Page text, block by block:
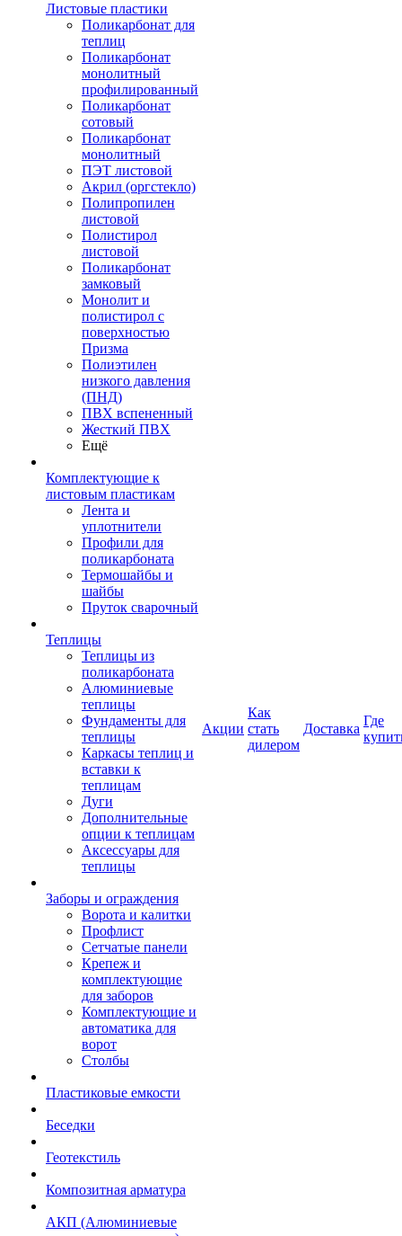
Листовые пластики
Поликарбонат для
теплиц
Поликарбонат
монолитный
профилированный
Поликарбонат
сотовый
Поликарбонат
монолитный
ПЭТ листовой
Акрил (оргстекло)
Полипропилен
листовой
Полистирол
листовой
Поликарбонат
замковый
Монолит и
полистирол с
поверхностью
Призма
Полиэтилен
низкого давления
(ПНД)
ПВХ вспененный
Жесткий ПВХ
Ещё
Комплектующие к
листовым пластикам
Лента и
уплотнители
Профили для
поликарбоната
Термошайбы и
шайбы
Пруток сварочный
Теплицы
Теплицы из
поликарбоната
Алюминиевые
теплицы
Фундаменты для
теплицы
Каркасы теплиц и
вставки к
теплицам
Дуги
Дополнительные
опции к теплицам
Аксессуары для
теплицы
Заборы и ограждения
Ворота и калитки
Профлист
Сетчатые панели
Крепеж и
комплектующие
для заборов
Комплектующие и
автоматика для
ворот
Столбы
Пластиковые емкости
Беседки
Геотекстиль
Композитная арматура
АКП (Алюминиевые
Акции
Как
стать
дилером
Доставка
Где